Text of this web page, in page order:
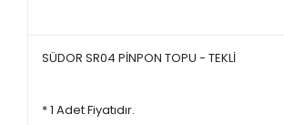
SÜDOR SR04 PİNPON TOPU - TEKLİ
* 1 Adet Fiyatıdır.